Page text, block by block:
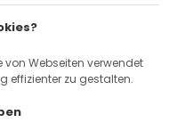
von Webseiten verwendet
effizienter zu gestalten.